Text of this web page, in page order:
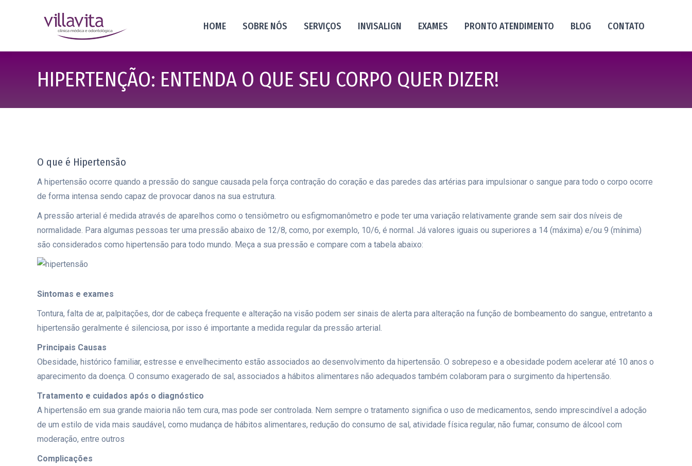
HOME SOBRE NÓS SERVIÇOS INVISALIGN EXAMES PRONTO ATENDIMENTO BLOG CONTATO
HIPERTENÇÃO: ENTENDA O QUE SEU CORPO QUER DIZER!
O que é Hipertensão
A hipertensão ocorre quando a pressão do sangue causada pela força contração do coração e das paredes das artérias para impulsionar o sangue para todo o corpo ocorre
de forma intensa sendo capaz de provocar danos na sua estrutura.
A pressão arterial é medida através de aparelhos como o tensiômetro ou esfigmomanômetro e pode ter uma variação relativamente grande sem sair dos níveis de
normalidade. Para algumas pessoas ter uma pressão abaixo de 12/8, como, por exemplo, 10/6, é normal. Já valores iguais ou superiores a 14 (máxima) e/ou 9 (mínima)
são considerados como hipertensão para todo mundo. Meça a sua pressão e compare com a tabela abaixo:
Sintomas e exames
Tontura, falta de ar, palpitações, dor de cabeça frequente e alteração na visão podem ser sinais de alerta para alteração na função de bombeamento do sangue, entretanto a
hipertensão geralmente é silenciosa, por isso é importante a medida regular da pressão arterial.
Principais Causas
Obesidade, histórico familiar, estresse e envelhecimento estão associados ao desenvolvimento da hipertensão. O sobrepeso e a obesidade podem acelerar até 10 anos o
aparecimento da doença. O consumo exagerado de sal, associados a hábitos alimentares não adequados também colaboram para o surgimento da hipertensão.
Tratamento e cuidados após o diagnóstico
A hipertensão em sua grande maioria não tem cura, mas pode ser controlada. Nem sempre o tratamento significa o uso de medicamentos, sendo imprescindível a adoção
de um estilo de vida mais saudável, como mudança de hábitos alimentares, redução do consumo de sal, atividade física regular, não fumar, consumo de álcool com
moderação, entre outros
Complicações